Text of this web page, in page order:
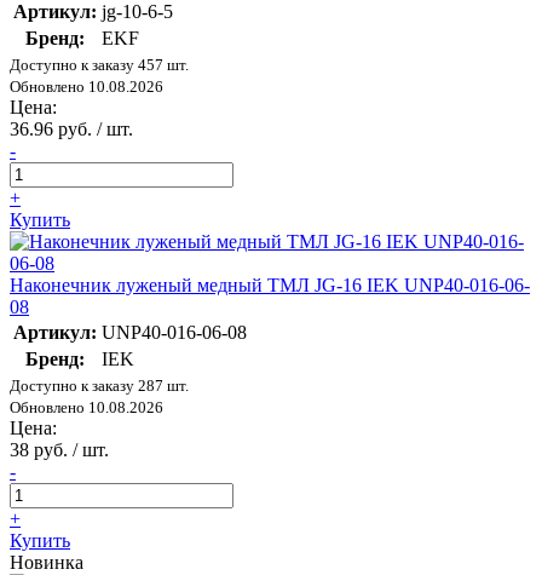
Артикул: jg-10-6-5
Бренд:
EKF
Доступно к заказу 457 шт.
Обновлено 10.08.2026
Цена:
36.96 руб. / шт.
-
+
Купить
Наконечник луженый медный ТМЛ JG-16 IEK UNP40-016-06-
08
Артикул: UNP40-016-06-08
Бренд:
IEK
Доступно к заказу 287 шт.
Обновлено 10.08.2026
Цена:
38 руб. / шт.
-
+
Купить
Новинка